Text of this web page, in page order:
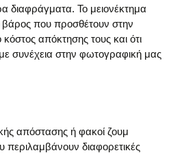
διαφράγματα. Το μειονέκτημα
που προσθέτουν στην
απόκτησης τους και ότι
συνέχεια στην φωτογραφική μας
απόστασης ή φακοί ζουμ
περιλαμβάνουν διαφορετικές